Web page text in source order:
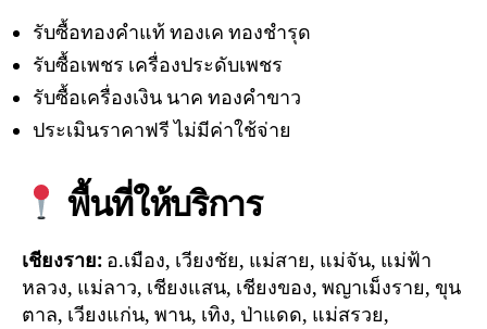
รับซื้อทองคำแท้ ทองเค ทองชำรุด
รับซื้อเพชร เครื่องประดับเพชร
รับซื้อเครื่องเงิน นาค ทองคำขาว
ประเมินราคาฟรี ไม่มีค่าใช้จ่าย
พื้นที่ให้บริการ
เชียงราย: อ.เมือง, เวียงชัย, แม่สาย, แม่จัน, แม่ฟ้า
หลวง, แม่ลาว, เชียงแสน, เชียงของ, พญาเม็งราย, ขุน
ตาล, เวียงแก่น, พาน, เทิง, ป่าแดด, แม่สรวย,